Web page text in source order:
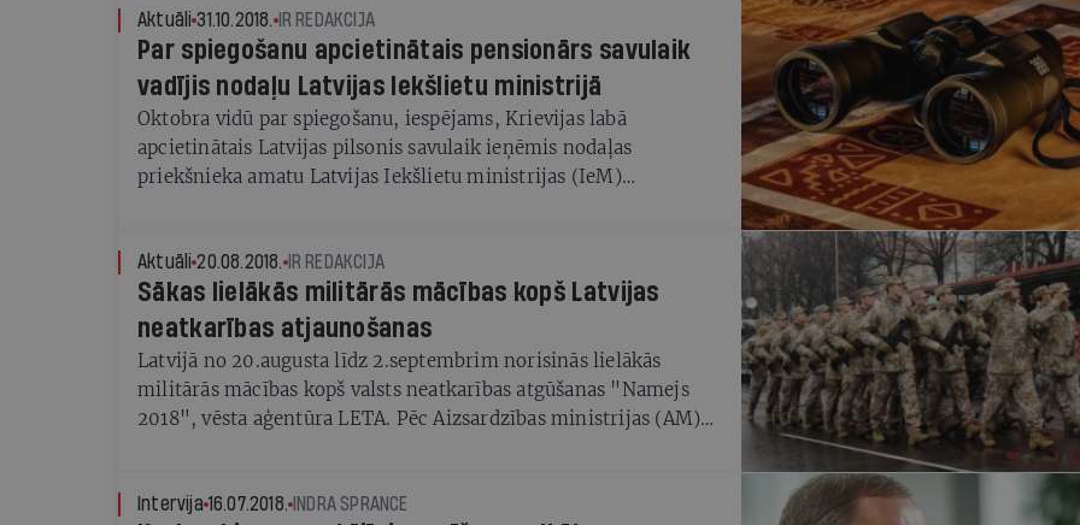
kuru izpildē līdzās Iekšlietu ministrijai nepieciešams iesaistīties
arī Latvijas Republikas Prokuratūrai kā kriminālprocesu
pirmstiesas izmeklēšanu uzraugošajai institūcijai un Tieslietu
ministrijai, kurā ir izveidota pastāvīgā darba grupa
Kriminālprocesa likuma grozījumu izstrādei.
Aktuāli 31.10.2018. IR REDAKCIJA
Par spiegošanu apcietinātais pensionārs savulaik
vadījis nodaļu Latvijas Iekšlietu ministrijā
Oktobra vidū par spiegošanu, iespējams, Krievijas labā
apcietinātais Latvijas pilsonis savulaik ieņēmis nodaļas
priekšnieka amatu Latvijas Iekšlietu ministrijas (IeM)
Aktuāli 20.08.2018. IR REDAKCIJA
Sākas lielākās militārās mācības kopš Latvijas
neatkarības atjaunošanas
Latvijā no 20.augusta līdz 2.septembrim norisinās lielākās
militārās mācības kopš valsts neatkarības atgūšanas "Namejs
2018", vēsta aģentūra LETA. Pēc Aizsardzības ministrijas (AM)
karavīri, brīvprātīgie rezervisti, kā arī policisti un robežsargi.
Intervija 16.07.2018. INDRA SPRANCE